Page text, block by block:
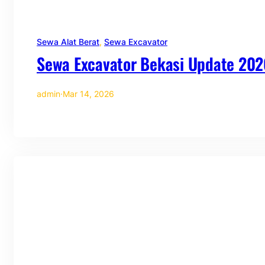
Sewa Alat Berat, Sewa Excavator
Sewa Excavator Bekasi Update
admin·Mar 14, 2026